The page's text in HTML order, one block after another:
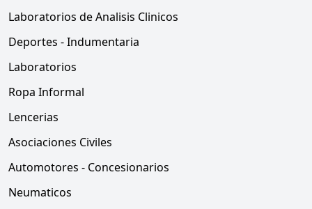
Laboratorios de Analisis Clinicos
Deportes - Indumentaria
Laboratorios
Ropa Informal
Lencerias
Asociaciones Civiles
Automotores - Concesionarios
Neumaticos